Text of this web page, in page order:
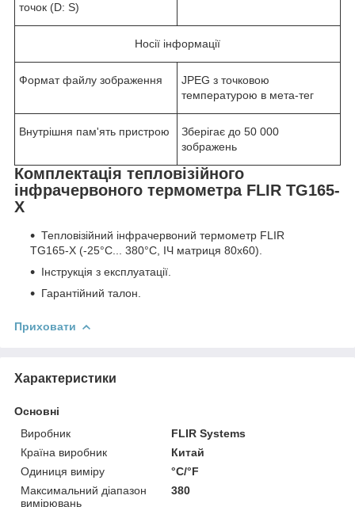
точок (D: S)
Носії інформації
Формат файлу зображення
JPEG з точковою
температурою в мета-тег
Внутрішня пам'ять пристрою
Зберігає до 50 000
зображень
Комплектація тепловізійного
інфрачервоного термометра FLIR TG165-
X
Тепловізійний інфрачервоний термометр FLIR
TG165-X (-25°C... 380°C, ІЧ матриця 80x60).
Інструкція з експлуатації.
Гарантійний талон.
Приховати
Характеристики
Основні
Виробник
FLIR Systems
Країна виробник
Китай
Одиниця виміру
°С/°F
Максимальний діапазон
вимірювань
380